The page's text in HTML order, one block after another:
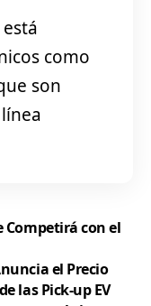
está
como
son
Competirá con el
el Precio
las Pick-up EV